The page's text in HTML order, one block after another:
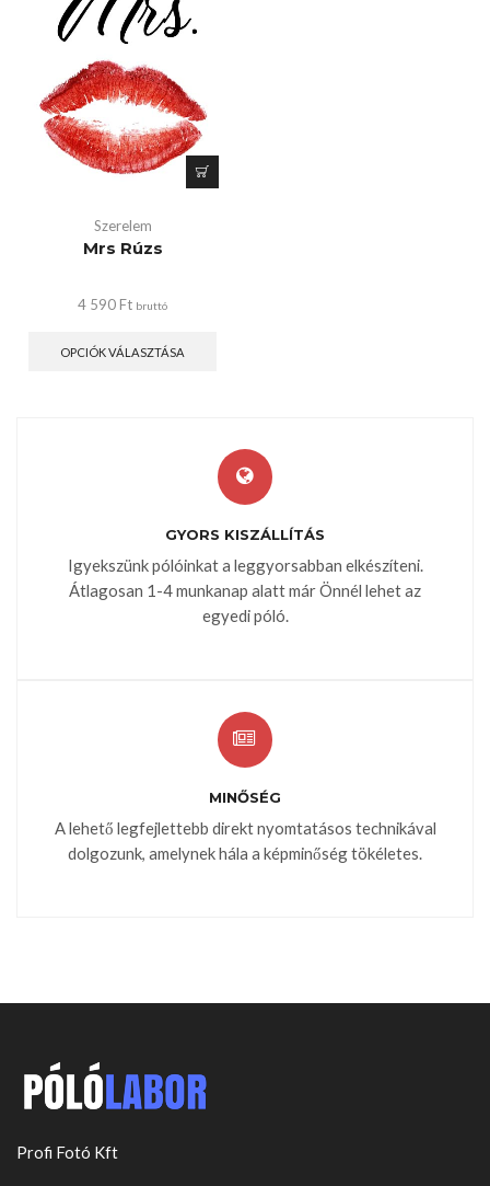
Szerelem
Mrs Rúzs
4 590 Ft bruttó
OPCIÓK VÁLASZTÁSA
GYORS KISZÁLLÍTÁS
Igyekszünk pólóinkat a leggyorsabban elkészíteni.
Átlagosan 1-4 munkanap alatt már Önnél lehet az
egyedi póló.
MINŐSÉG
A lehető legfejlettebb direkt nyomtatásos technikával
dolgozunk, amelynek hála a képminőség tökéletes.
Profi Fotó Kft